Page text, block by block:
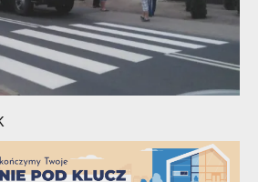
112, Wszelkie prawa zastrzeżone |hvln.pl